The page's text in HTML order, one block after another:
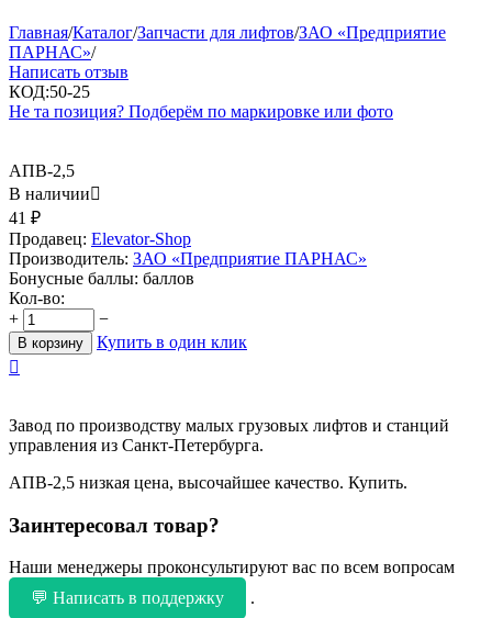
Главная/Каталог/Запчасти для лифтов/ЗАО «Предприятие
ПАРНАС»/
Написать отзыв
КОД:50-25
Не та позиция? Подберём по маркировке или фото
АПВ-2,5
В наличии
41 ₽
Продавец: Elevator-Shop
Производитель: ЗАО «Предприятие ПАРНАС»
Бонусные баллы: баллов
Кол-во:
+
−
В корзину
Купить в один клик

Завод по производству малых грузовых лифтов и станций
управления из Санкт-Петербурга.
АПВ-2,5 низкая цена, высочайшее качество. Купить.
Заинтересовал товар?
Наши менеджеры проконсультируют вас по всем вопросам
💬 Написать в поддержку
.